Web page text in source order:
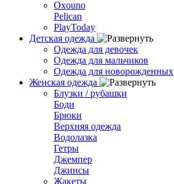
Oxouno
Pelican
PlayToday
Детская одежда
Одежда для девочек
Одежда для мальчиков
Одежда для новорожденных
Женская одежда
Блузки / рубашки
Боди
Брюки
Верхняя одежда
Водолазка
Гетры
Джемпер
Джинсы
Жакеты